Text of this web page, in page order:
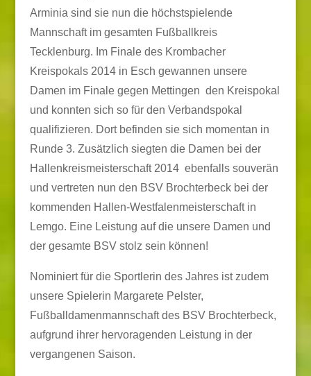
Arminia sind sie nun die höchstspielende
Mannschaft im gesamten Fußballkreis
Tecklenburg. Im Finale des Krombacher
Kreispokals 2014 in Esch gewannen unsere
Damen im Finale gegen Mettingen den Kreispokal
und konnten sich so für den Verbandspokal
qualifizieren. Dort befinden sie sich momentan in
Runde 3. Zusätzlich siegten die Damen bei der
Hallenkreismeisterschaft 2014 ebenfalls souverän
und vertreten nun den BSV Brochterbeck bei der
kommenden Hallen-Westfalenmeisterschaft in
Lemgo. Eine Leistung auf die unsere Damen und
der gesamte BSV stolz sein können!
Nominiert für die Sportlerin des Jahres ist zudem
unsere Spielerin Margarete Pelster,
Fußballdamenmannschaft des BSV Brochterbeck,
aufgrund ihrer hervoragenden Leistung in der
vergangenen Saison.